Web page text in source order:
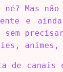
né? Mas
e
animes,
canais